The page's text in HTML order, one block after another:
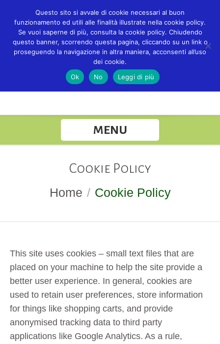
MENU
Cookie Policy
Home / Cookie Policy
This site uses cookies – small text files that are
placed on your machine to help the site provide a
better user experience. In general, cookies are
used to retain user preferences, store information
for things like shopping carts, and provide
anonymised tracking data to third party
applications like Google Analytics. As a rule,
Questo sito si avvale di cookie necessari al buon
funzionamento ed utili alle finalità illustrate nella cookie policy.
Se vuoi saperne di più, consulta la cookie policy. Chiudendo
questo banner, scorrendo questa pagina, cliccando su un link o
proseguendo la navigazione in altra maniera, acconsenti all’uso
dei cookie.
Ok
No Leggi di più